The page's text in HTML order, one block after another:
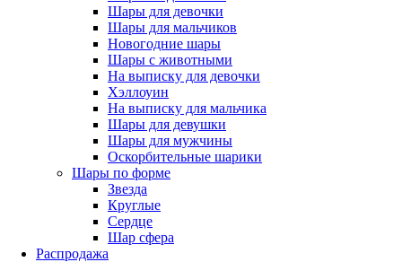
Шары для девочки
Шары для мальчиков
Новогодние шары
Шары с животными
На выписку для девочки
Хэллоуин
На выписку для мальчика
Шары для девушки
Шары для мужчины
Оскорбительные шарики
Шары по форме
Звезда
Круглые
Сердце
Шар сфера
Распродажа